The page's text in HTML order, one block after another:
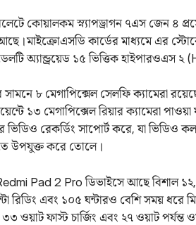
কোয়ালকম স্ন্যাপড্রাগন ৭এস জেন ৪
কার্ডের মাধ্যমে এর
অ্যান্ড্রয়েড ১৫ ভিত্তিক হাইপারওএস ২
৮ মেগাপিক্সেল সেলফি ক্যামেরা
১৩ মেগাপিক্সেল রিয়ার ক্যামেরা
ভিডিও রেকর্ডিং সাপোর্ট করে, যা ভিডিও
উপযুক্ত করে তোলে।
Pad 2 Pro ডিভাইসে আছে বিশাল
রিডিং এবং ১০৫ ঘন্টারও বেশি সময় ধরে
ওয়াট ফাস্ট চার্জিং এবং ২৭ ওয়াট পর্যন্ত